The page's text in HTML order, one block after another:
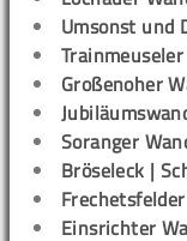
Umsonst und
Großenoher
Soranger
Bröseleck |
Einsrichter